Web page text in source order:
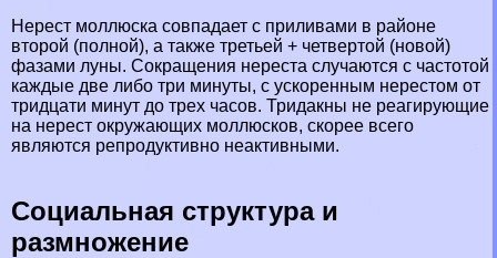
Нерест моллюска совпадает с приливами в районе
второй (полной), а также третьей + четвертой (новой)
фазами луны. Сокращения нереста случаются с частотой
каждые две либо три минуты, с ускоренным нерестом от
тридцати минут до трех часов. Тридакны не реагирующие
на нерест окружающих моллюсков, скорее всего
являются репродуктивно неактивными.
Социальная структура и
размножение